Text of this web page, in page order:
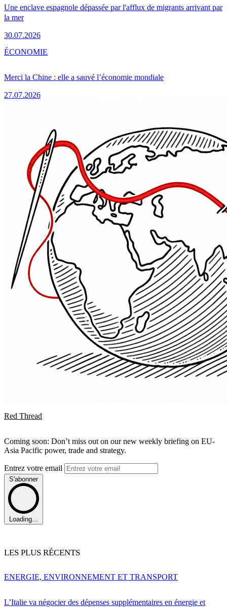
Une enclave espagnole dépassée par l'afflux de migrants arrivant par
la mer
30.07.2026
Merci la Chine : elle a sauvé l’économie mondiale
27.07.2026
ÉCONOMIE
Red Thread
Coming soon: Don’t miss out on our new weekly briefing on EU-
Asia Pacific power, trade and strategy.
Entrez votre email
S'abonner
Loading...
LES PLUS RÉCENTS
L’Italie va négocier des dépenses supplémentaires en énergie et
ENERGIE, ENVIRONNEMENT ET TRANSPORT